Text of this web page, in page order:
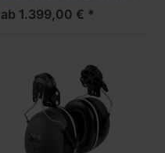
ab 1.399,00 € *